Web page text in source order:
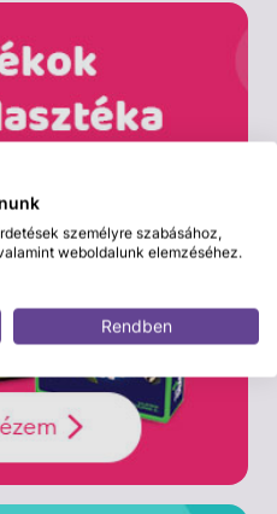
személyre szabásához,
weboldalunk elemzéséhez.
Rendben